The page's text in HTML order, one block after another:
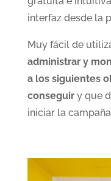
interfaz desde la
Muy fácil de
administrar y
a los siguientes
conseguiry que
iniciar la